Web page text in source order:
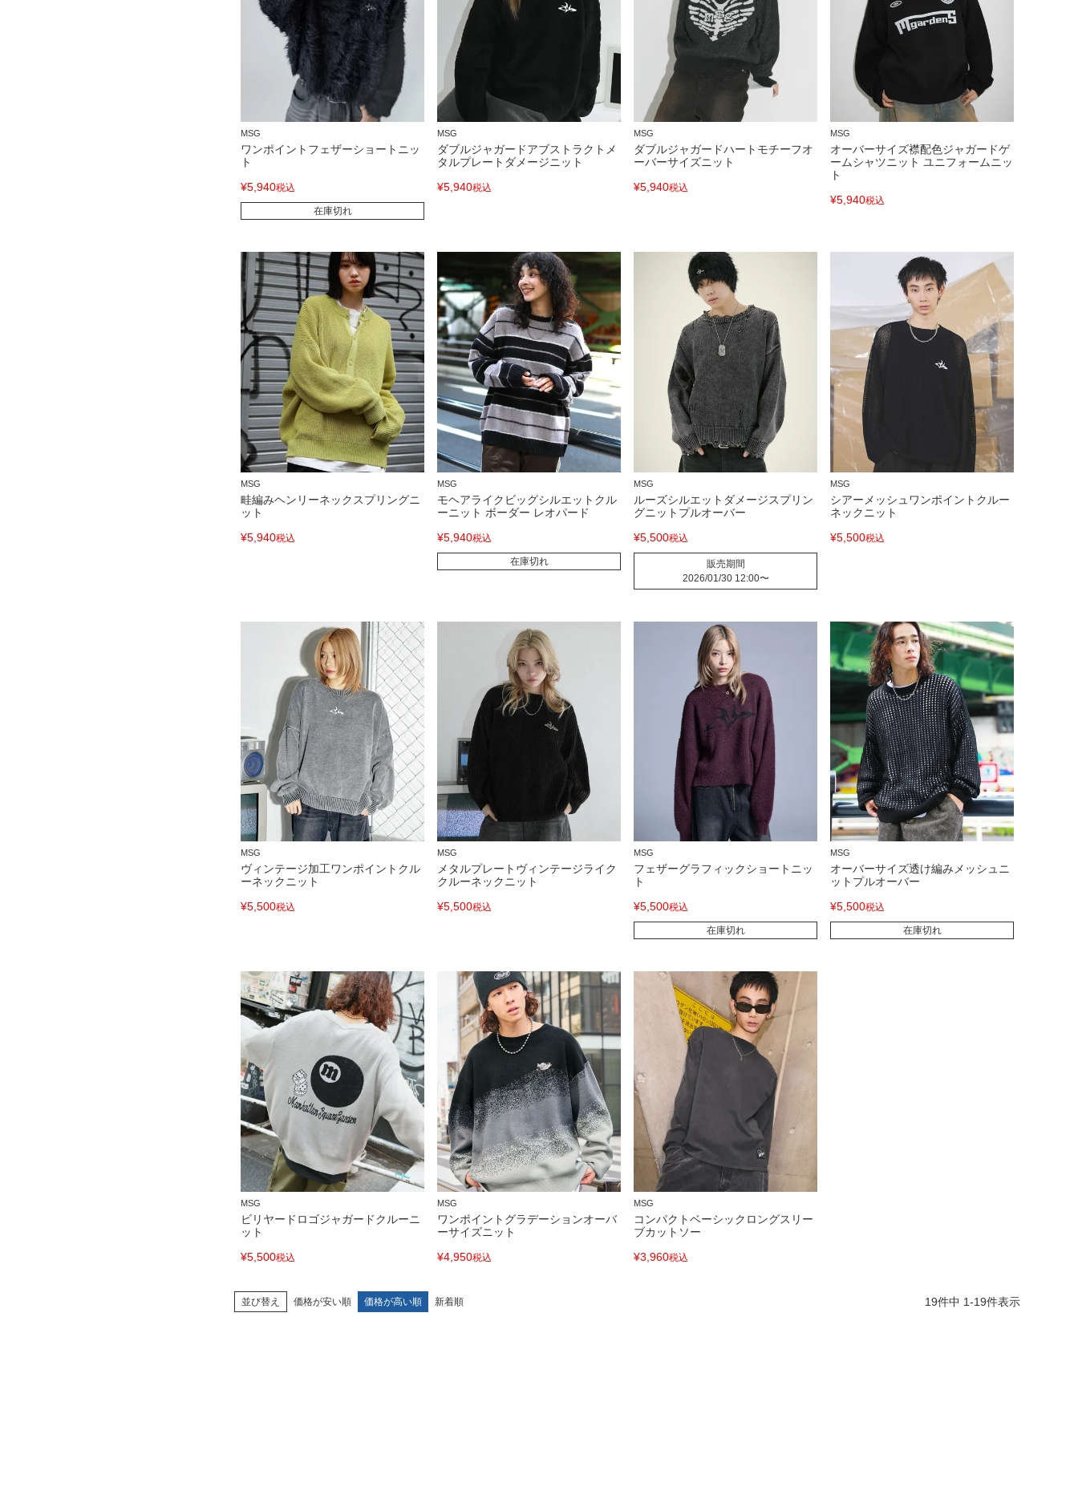
MSG
ワンポイントフェザーショートニッ
ト
¥5,940税込
在庫切れ
MSG
ダブルジャガードアブストラクトメ
タルプレートダメージニット
¥5,940税込
MSG
ダブルジャガードハートモチーフオ
ーバーサイズニット
¥5,940税込
MSG
オーバーサイズ襟配色ジャガードゲ
ームシャツニット ユニフォームニッ
ト
¥5,940税込
MSG
畦編みヘンリーネックスプリングニ
ット
¥5,940税込
MSG
モヘアライクビッグシルエットクル
ーニット ボーダー レオパード
¥5,940税込
在庫切れ
MSG
ルーズシルエットダメージスプリン
グニットプルオーバー
¥5,500税込
販売期間
2026/01/30 12:00〜
MSG
シアーメッシュワンポイントクルー
ネックニット
¥5,500税込
MSG
ヴィンテージ加工ワンポイントクル
ーネックニット
¥5,500税込
MSG
メタルプレートヴィンテージライク
クルーネックニット
¥5,500税込
MSG
フェザーグラフィックショートニッ
ト
¥5,500税込
在庫切れ
MSG
オーバーサイズ透け編みメッシュニ
ットプルオーバー
¥5,500税込
在庫切れ
MSG
ビリヤードロゴジャガードクルーニ
ット
¥5,500税込
MSG
ワンポイントグラデーションオーバ
ーサイズニット
¥4,950税込
MSG
コンパクトベーシックロングスリー
ブカットソー
¥3,960税込
並び替え 価格が安い順 価格が高い順 新着順 19件中 1-19件表示